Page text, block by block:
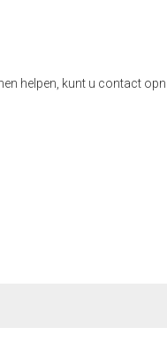
helpen, kunt u contact